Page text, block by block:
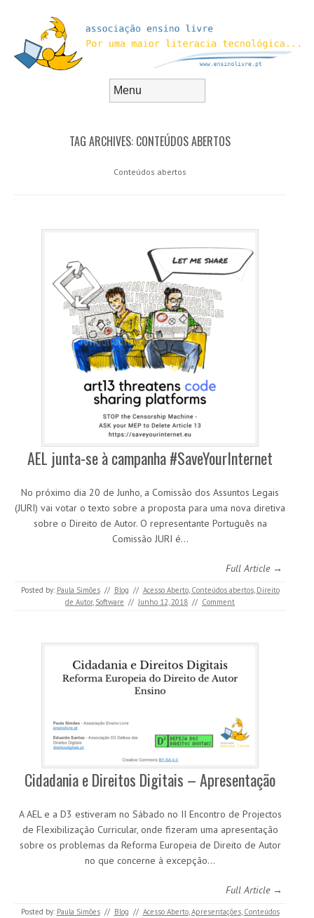
TAG ARCHIVES: CONTEÚDOS ABERTOS
Conteúdos abertos
AEL junta-se à campanha #SaveYourInternet
No próximo dia 20 de Junho, a Comissão dos Assuntos Legais
(JURI) vai votar o texto sobre a proposta para uma nova diretiva
sobre o Direito de Autor. O representante Português na
Comissão JURI é…
Full Article →
Posted by: Paula Simões // Blog // Acesso Aberto, Conteúdos abertos, Direito
de Autor, Software // Junho 12, 2018 // Comment
Cidadania e Direitos Digitais – Apresentação
A AEL e a D3 estiveram no Sábado no II Encontro de Projectos
de Flexibilização Curricular, onde fizeram uma apresentação
sobre os problemas da Reforma Europeia de Direito de Autor
no que concerne à excepção…
Full Article →
Posted by: Paula Simões // Blog // Acesso Aberto,Apresentações, Conteúdos